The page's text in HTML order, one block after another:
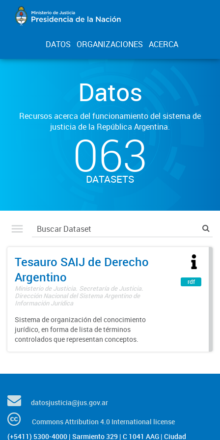
DATOS ORGANIZACIONES ACERCA
Datos
Recursos acerca del funcionamiento del sistema de
justicia de la República Argentina.
063
DATASETS
Tesauro SAIJ de Derecho
Argentino
Ministerio de Justicia. Secretaría de Justicia.
Dirección Nacional del Sistema Argentino de
Información Jurídica
Sistema de organización del conocimiento
jurídico, en forma de lista de términos
controlados que representan conceptos.
rdf
datosjusticia@jus.gov.ar
Commons Attribution 4.0 International license
(+5411) 5300-4000 | Sarmiento 329 | C 1041 AAG | Ciudad